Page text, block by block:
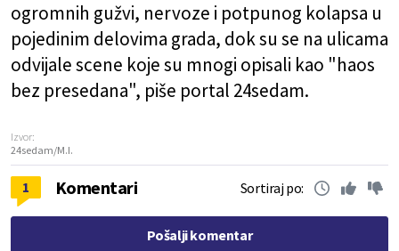
ogromnih gužvi, nervoze i potpunog kolapsa u
pojedinim delovima grada, dok su se na ulicama
odvijale scene koje su mnogi opisali kao "haos
bez presedana", piše portal 24sedam.
Izvor:
24sedam/M.I.
1 Komentari Sortiraj po:
Pošalji komentar